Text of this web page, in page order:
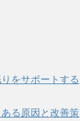
をサポートする
る原因と改善策